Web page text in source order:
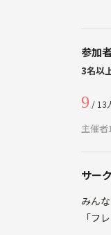
参加
3名以
9 / 13
主催
サー
みん
「フ